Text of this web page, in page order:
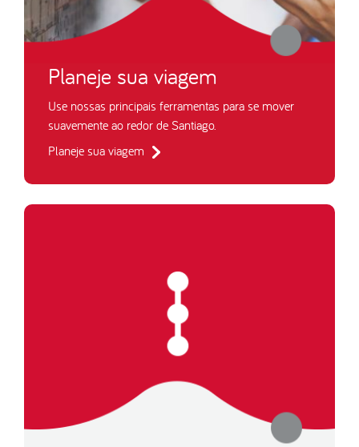
Planeje sua viagem
Use nossas principais ferramentas para se mover
suavemente ao redor de Santiago.
Planeje sua viagem